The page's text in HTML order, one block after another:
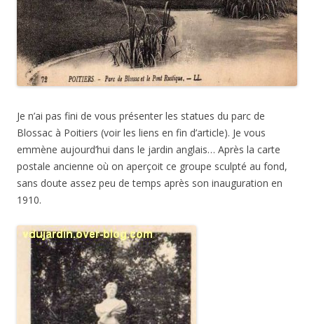
Je n’ai pas fini de vous présenter les statues du parc de
Blossac à Poitiers (voir les liens en fin d’article). Je vous
emmène aujourd’hui dans le jardin anglais… Après la carte
postale ancienne où on aperçoit ce groupe sculpté au fond,
sans doute assez peu de temps après son inauguration en
1910.